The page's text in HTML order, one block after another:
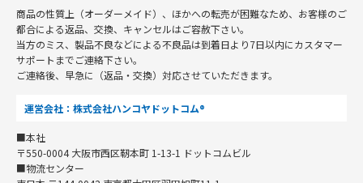
商品の性質上（オーダーメイド）、ほかへの転売が困難なため、お客様のご
都合による返品、交換、キャンセルはご容赦下さい。
当方のミス、製品不良などによる不良品は到着日より7日以内にカスタマー
サポートまでご連絡下さい。
ご連絡後、早急に（返品・交換）対応させていただきます。
運営会社：株式会社ハンコヤドットコム®
■本社
〒550-0004 大阪市西区靭本町 1-13-1 ドットコムビル
■物流センター